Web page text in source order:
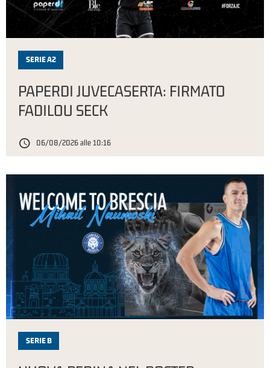
SERIE A2
PAPERDI JUVECASERTA: FIRMATO
FADILOU SECK
06/08/2026 alle 10:16
SERIE B